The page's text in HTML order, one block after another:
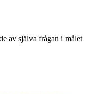
av själva frågan i målet